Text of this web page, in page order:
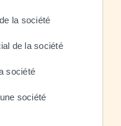
la société
de la société
société
société